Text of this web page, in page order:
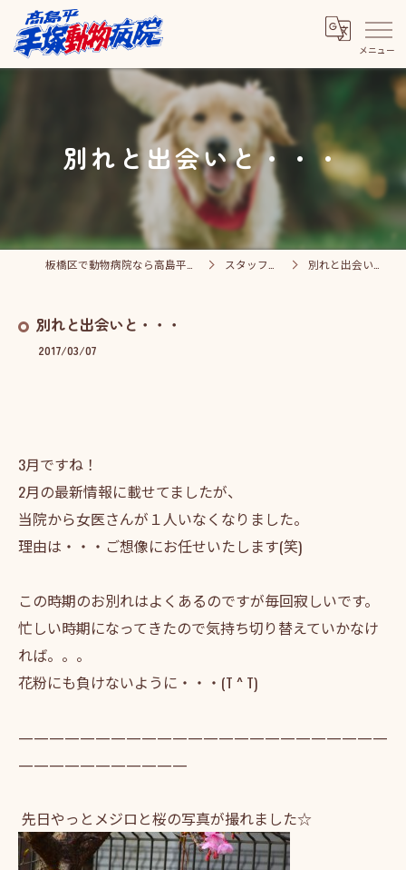
別れと出会いと・・・
スタッフブログ 別れと出会いと・・・
別れと出会いと・・・
2017/03/07
3月ですね！
2月の最新情報に載せてましたが、
当院から女医さんが１人いなくなりました。
理由は・・・ご想像にお任せいたします(笑)
この時期のお別れはよくあるのですが毎回寂しいです。
忙しい時期になってきたので気持ち切り替えていかなけ
れば。。。
花粉にも負けないように・・・(T ^ T)
————————————————————————
———————————
先日やっとメジロと桜の写真が撮れました☆